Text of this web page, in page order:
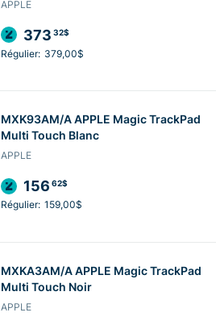
APPLE
373 32$
Régulier: 379,00$
MXK93AM/A APPLE Magic TrackPad
Multi Touch Blanc
APPLE
156 62$
Régulier: 159,00$
MXKA3AM/A APPLE Magic TrackPad
Multi Touch Noir
APPLE